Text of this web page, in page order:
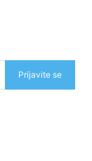
Prijavite se